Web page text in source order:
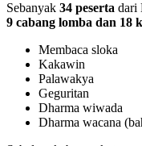
Sebanyak 34 peserta dari
9 cabang lomba dan 18
Membaca sloka
Kakawin
Palawakya
Geguritan
Dharma wiwada
Dharma wacana